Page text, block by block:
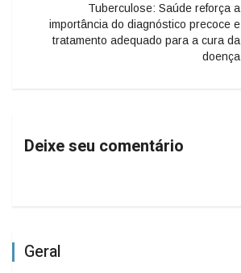
Tuberculose: Saúde reforça a
importância do diagnóstico precoce e
tratamento adequado para a cura da
doença
Deixe seu comentário
Geral